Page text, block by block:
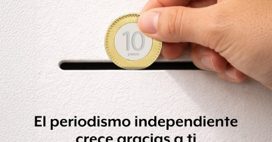
El subprocurador reconoció que cuentan con 10 “ojivas”
de bala que se encontraban en los cuerpos de las seis
víctimas, por lo cual realizan una serie de pruebas de
balística para determinar quién o quiénes fueron los
responsables de realizar los disparos.